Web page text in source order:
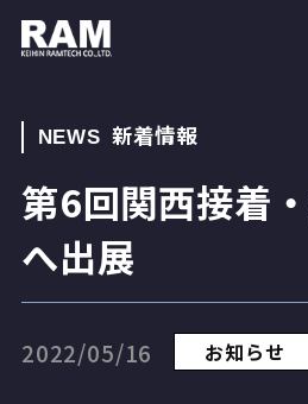
NEWS 新着情報
第6回関西接着
へ出展
2022/05/16 お知らせ